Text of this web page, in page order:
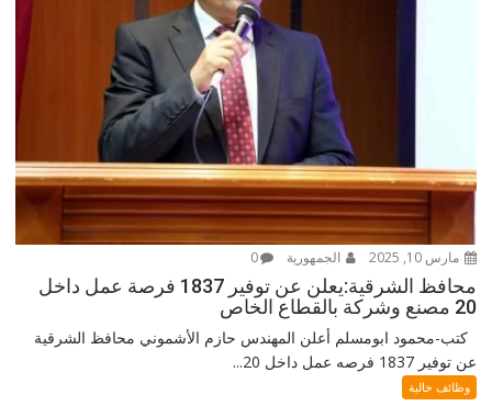
مارس 10, 2025 الجمهورية 0
محافظ الشرقية:يعلن عن توفير 1837 فرصة عمل داخل
20 مصنع وشركة بالقطاع الخاص
كتب-محمود ابومسلم أعلن المهندس حازم الأشموني محافظ الشرقية
عن توفير 1837 فرصه عمل داخل 20...
وظائف خالية